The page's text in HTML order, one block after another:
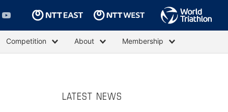
Competition About Membership
LATEST NEWS